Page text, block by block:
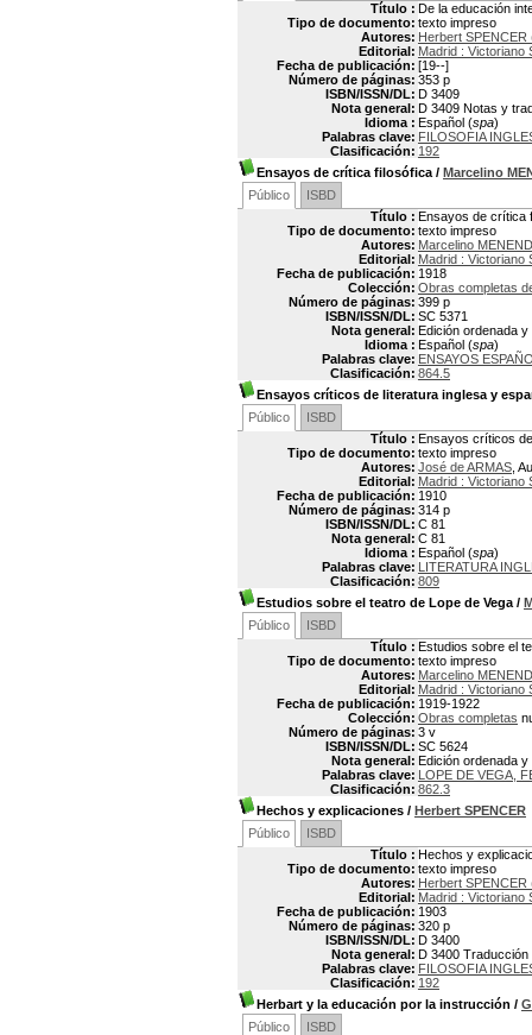
Título : De la educación
Tipo de documento: texto impreso
Autores: Herbert SPENCER
Editorial: Madrid : Victoriano
Fecha de publicación: [19--]
Número de páginas: 353 p
ISBN/ISSN/DL: D 3409
Nota general: D 3409 Notas y
Idioma : Español (spa)
Palabras clave: FILOSOFIA
Clasificación: 192
Ensayos de crítica filosófica / Marcelino
Público
ISBD
Título : Ensayos de crítica
Tipo de documento: texto impreso
Autores: Marcelino
Editorial: Madrid : Victoriano
Fecha de publicación: 1918
Colección: Obras completas
Número de páginas: 399 p
ISBN/ISSN/DL: SC 5371
Nota general: Edición ordenada
Idioma : Español (spa)
Palabras clave: ENSAYOS
Clasificación: 864.5
Ensayos críticos de literatura inglesa y
Público
ISBD
Título : Ensayos críticos
Tipo de documento: texto impreso
Autores: José de ARMAS ,
Editorial: Madrid : Victoriano
Fecha de publicación: 1910
Número de páginas: 314 p
ISBN/ISSN/DL: C 81
Nota general: C 81
Idioma : Español (spa)
Palabras clave: LITERATURA
Clasificación: 809
Estudios sobre el teatro de Lope de Vega /
Público
ISBD
Título : Estudios sobre el
Tipo de documento: texto impreso
Autores: Marcelino
Editorial: Madrid : Victoriano
Fecha de publicación: 1919-1922
Colección: Obras completas
Número de páginas: 3 v
ISBN/ISSN/DL: SC 5624
Nota general: Edición ordenada
Palabras clave: LOPE DE VEGA,
Clasificación: 862.3
Hechos y explicaciones / Herbert SPENCER
Público
ISBD
Título : Hechos y
Tipo de documento: texto impreso
Autores: Herbert SPENCER
Editorial: Madrid : Victoriano
Fecha de publicación: 1903
Número de páginas: 320 p
ISBN/ISSN/DL: D 3400
Nota general: D 3400
Palabras clave: FILOSOFIA
Clasificación: 192
Herbart y la educación por la instrucción /
Público
ISBD